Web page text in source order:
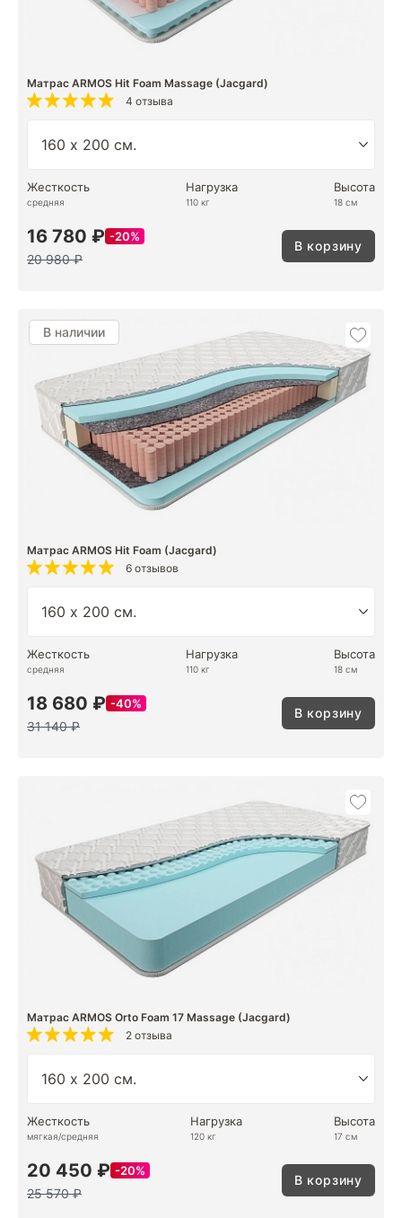
Матрас ARMOS Hit Foam Massage (Jacgard)
4 отзыва
Жесткость
средняя
Нагрузка
110 кг
Высота
18 см
16 780 ₽ 20%
20 980 ₽
В корзину
В наличии
Матрас ARMOS Hit Foam (Jacgard)
6 отзывов
Жесткость
средняя
Нагрузка
110 кг
Высота
18 см
18 680 ₽ 40%
31 140 ₽
В корзину
Матрас ARMOS Orto Foam 17 Massage (Jacgard)
2 отзыва
Жесткость
мягкая/средняя
Нагрузка
120 кг
Высота
17 см
20 450 ₽ 20%
25 570 ₽
В корзину